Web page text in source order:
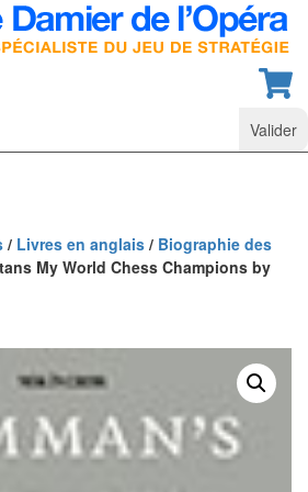
/ Livres en anglais / Biographie des
My World Chess Champions by